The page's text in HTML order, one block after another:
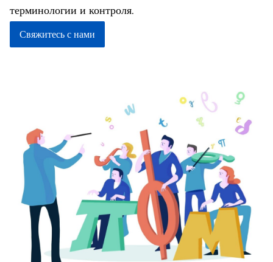
терминологии и контроля.
Свяжитесь с нами